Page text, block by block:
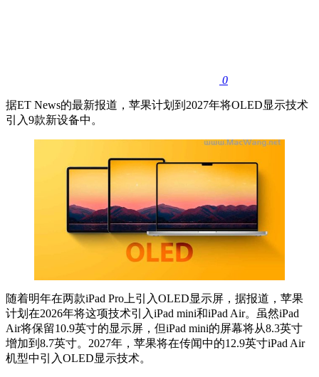
0
据ET News的最新报道，苹果计划到2027年将OLED显示技术
引入9款新设备中。
随着明年在两款iPad Pro上引入OLED显示屏，据报道，苹果
计划在2026年将这项技术引入iPad mini和iPad Air。虽然‌iPad
Air‌将保留10.9英寸的显示屏，但‌iPad mini‌的屏幕将从8.3英寸
增加到8.7英寸。2027年，苹果将在传闻中的12.9英寸iPad Air
机型中引入OLED显示技术。